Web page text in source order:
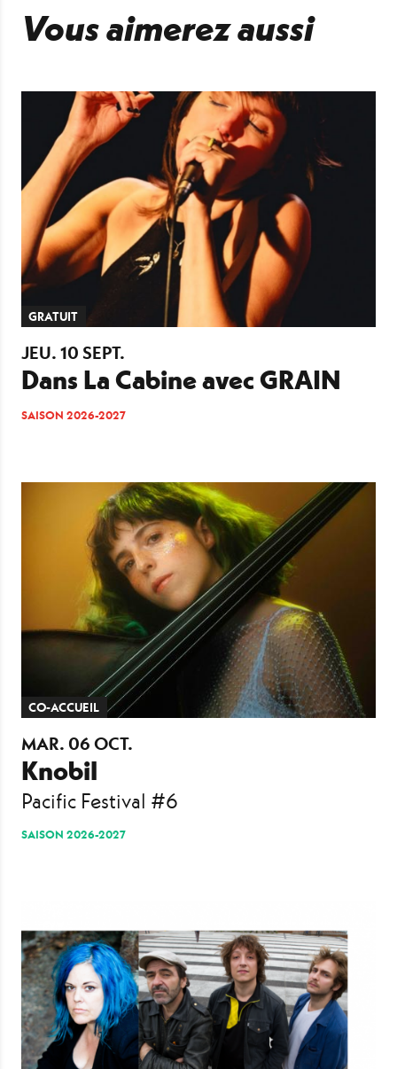
Vous aimerez aussi
JEU.10SEPT.
Dans La Cabine avec GRAIN
SAISON 2026-2027
GRATUIT
MAR. 06OCT.
Knobil
Pacific Festival #6
SAISON 2026-2027
CO-ACCUEIL